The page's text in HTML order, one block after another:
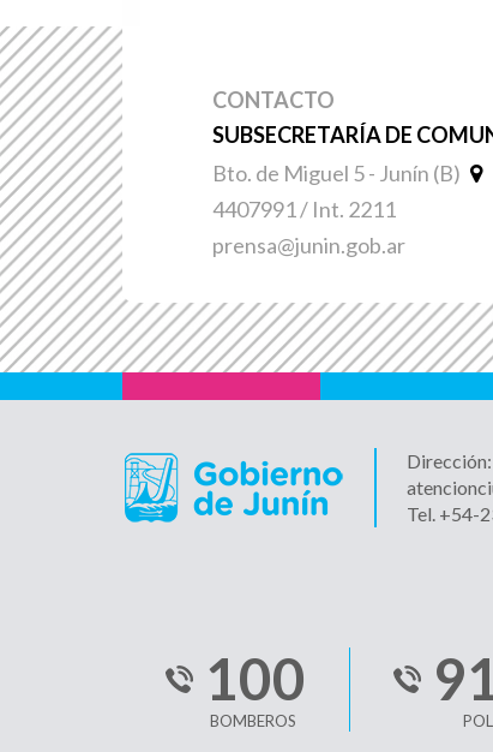
CONTACTO
SUBSECRETARÍA DE
Bto. de Miguel 5 - Junín (B)
4407991 / Int. 2211
prensa@junin.gob.ar
Tel. +54-
100
BOMBEROS